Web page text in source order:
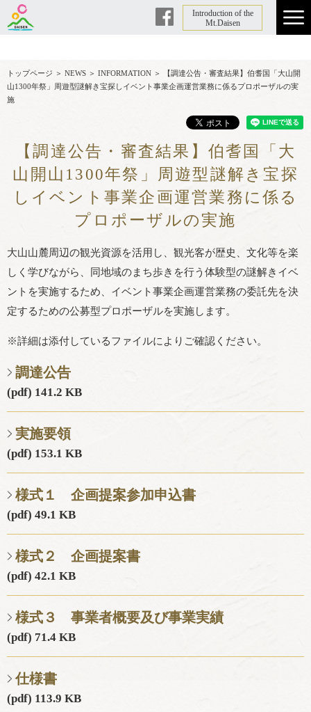
Facebook
Introduction of the
Mt.Daisen
トップページ ＞ NEWS ＞ INFORMATION ＞
【調達公告・審査結果】伯耆国「大山開
山1300年祭」周遊型謎解き宝探しイベント事業企画運営業務に係るプロポーザルの実
施
【調達公告・審査結果】伯耆国「大
山開山1300年祭」周遊型謎解き宝探
しイベント事業企画運営業務に係る
プロポーザルの実施
大山山麓周辺の観光資源を活用し、観光客が歴史、文化等を楽
しく学びながら、同地域のまち歩きを行う体験型の謎解きイベ
ントを実施するため、イベント事業企画運営業務の委託先を決
定するための公募型プロポーザルを実施します。
※詳細は添付しているファイルによりご確認ください。
調達公告
(pdf) 141.2 KB
実施要領
(pdf) 153.1 KB
様式１ 企画提案参加申込書
(pdf) 49.1 KB
様式２ 企画提案書
(pdf) 42.1 KB
様式３ 事業者概要及び事業実績
(pdf) 71.4 KB
仕様書
(pdf) 113.9 KB